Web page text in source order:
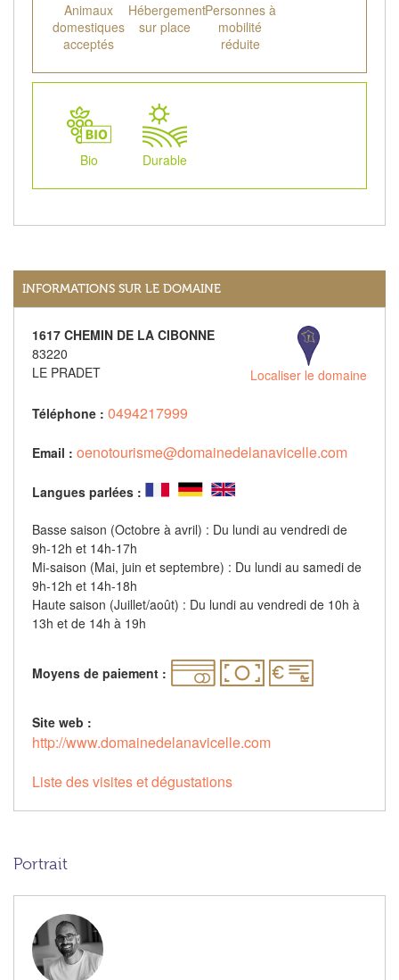
Animaux
domestiques
acceptés
Hébergement
sur place
Personnes à
mobilité
réduite
Bio Durable
INFORMATIONS SUR LE DOMAINE
1617 CHEMIN DE LA CIBONNE
83220
LE PRADET
Localiser le domaine
Téléphone : 0494217999
Email : oenotourisme@domainedelanavicelle.com
Langues parlées :
Basse saison (Octobre à avril) : Du lundi au vendredi de
9h-12h et 14h-17h
Mi-saison (Mai, juin et septembre) : Du lundi au samedi de
9h-12h et 14h-18h
Haute saison (Juillet/août) : Du lundi au vendredi de 10h à
13h et de 14h à 19h
Moyens de paiement :
Site web :
http://www.domainedelanavicelle.com
Liste des visites et dégustations
Portrait